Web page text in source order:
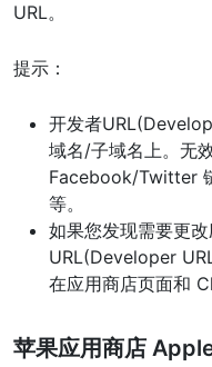
URL。
提示：
开发者
域名/子域名上。无
Facebook/Twitter
等。
如果您发现需要更
URL(Developer
在应用商店页面和
苹果应用商店